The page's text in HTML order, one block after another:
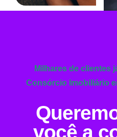
Milhares de clientes
Consórcio Imobiliário
você a